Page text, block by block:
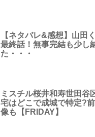
【ネタバレ&感想】山田
最終話！無事完結も少し
た・・・
ミスチル桜井和寿世田谷
宅はどこで成城で特定?
像も【FRIDAY】